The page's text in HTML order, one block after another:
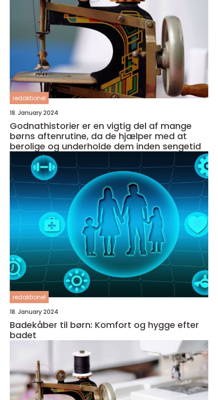
redaktionel
18. January 2024
Godnathistorier er en vigtig del af mange
børns aftenrutine, da de hjælper med at
berolige og underholde dem inden sengetid
redaktionel
18. January 2024
Badekåber til børn: Komfort og hygge efter
badet